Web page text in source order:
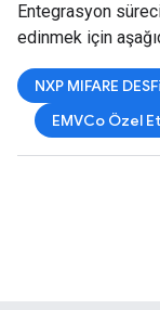
Entegrasyon
edinmek için
NXP MIFARE
EMVCo Özel